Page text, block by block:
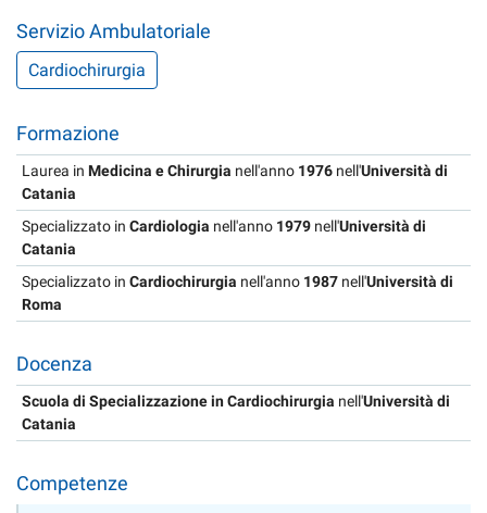
Formazione
Laurea in Medicina e Chirurgia nell'anno 1976 nell'Università di
Catania
Specializzato in Cardiologia nell'anno 1979 nell'Università di
Catania
Specializzato in Cardiochirurgia nell'anno 1987 nell'Università di
Roma
Docenza
Scuola di Specializzazione in Cardiochirurgia nell'Università di
Catania
Competenze
Servizio Ambulatoriale
Cardiochirurgia